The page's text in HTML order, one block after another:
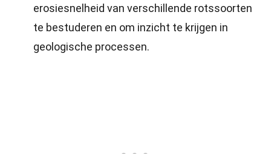
erosiesnelheid van verschillende rotssoorten
te bestuderen en om inzicht te krijgen in
geologische processen.